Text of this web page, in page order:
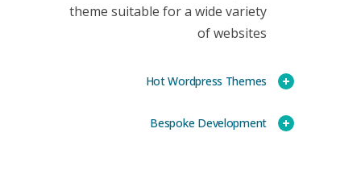
theme suitable for a wide variety
of websites
Hot Wordpress Themes
Bespoke Development